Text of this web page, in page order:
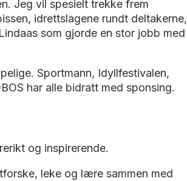
Jeg vil spesielt trekke frem
idrettslagene rundt deltakerne,
som gjorde en stor jobb med
Sportmann, Idyllfestivalen,
har alle bidratt med sponsing.
og inspirerende.
leke og lære sammen med